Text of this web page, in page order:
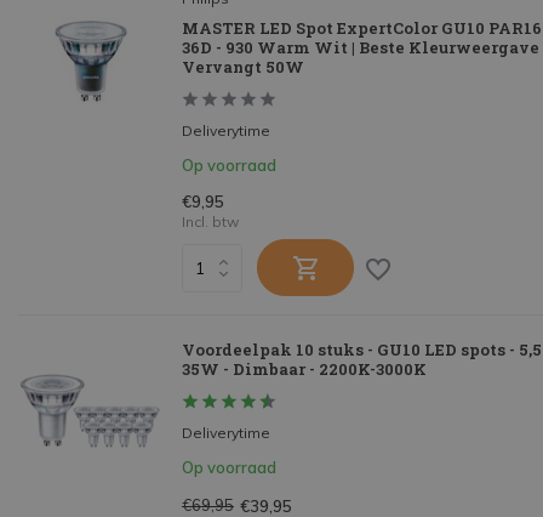
MASTER LED Spot ExpertColor GU10
36D - 930 Warm Wit | Beste
Vervangt 50W
Deliverytime
Op voorraad
€9,95
Incl. btw
Voordeelpak 10 stuks - GU10 LED spots -
35W - Dimbaar - 2200K-3000K
Deliverytime
Op voorraad
€69,95 €39,95